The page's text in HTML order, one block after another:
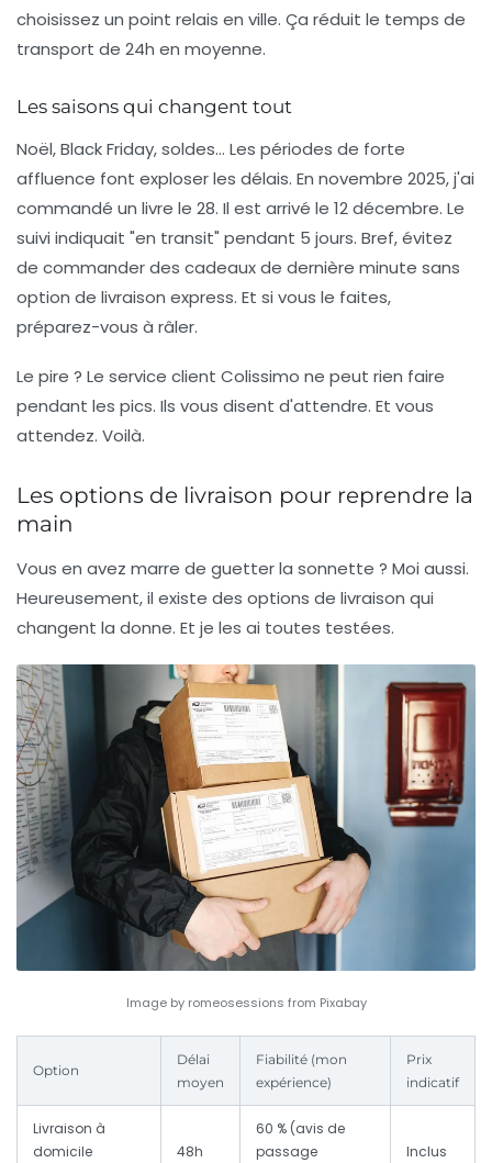
choisissez un point relais en ville. Ça réduit le temps de
transport de 24h en moyenne.
Les saisons qui changent tout
Noël, Black Friday, soldes… Les périodes de forte
affluence font exploser les délais. En novembre 2025, j'ai
commandé un livre le 28. Il est arrivé le 12 décembre. Le
suivi indiquait "en transit" pendant 5 jours. Bref, évitez
de commander des cadeaux de dernière minute sans
option de livraison express. Et si vous le faites,
préparez-vous à râler.
Le pire ? Le service client Colissimo ne peut rien faire
pendant les pics. Ils vous disent d'attendre. Et vous
attendez. Voilà.
Les options de livraison pour reprendre la
main
Vous en avez marre de guetter la sonnette ? Moi aussi.
Heureusement, il existe des options de livraison qui
changent la donne. Et je les ai toutes testées.
Image by romeosessions from Pixabay
Option
Délai
moyen
Fiabilité (mon
expérience)
Prix
indicatif
Livraison à
domicile
48h
60 % (avis de
passage
Inclus